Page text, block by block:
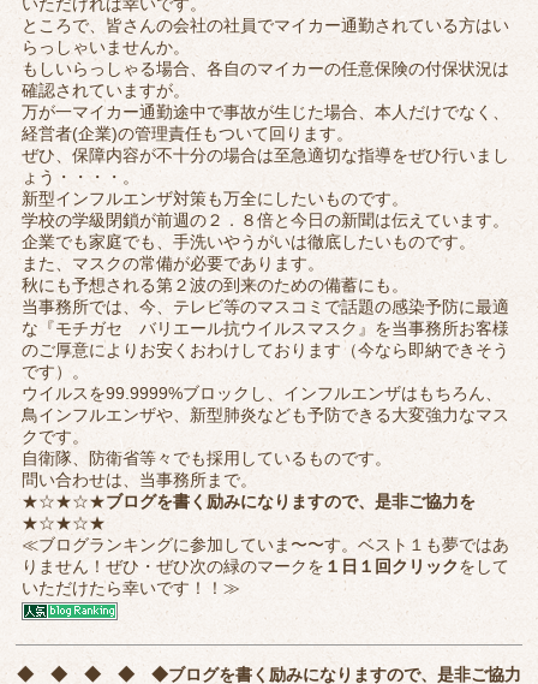
ところで、皆さんの会社の社員でマイカー通勤されている方はい
らっしゃいませんか。
もしいらっしゃる場合、各自のマイカーの任意保険の付保状況は
確認されていますが。
万が一マイカー通勤途中で事故が生じた場合、本人だけでなく、
経営者(企業)の管理責任もついて回ります。
ぜひ、保障内容が不十分の場合は至急適切な指導をぜひ行いまし
ょう・・・・。
新型インフルエンザ対策も万全にしたいものです。
学校の学級閉鎖が前週の２．８倍と今日の新聞は伝えています。
企業でも家庭でも、手洗いやうがいは徹底したいものです。
また、マスクの常備が必要であります。
秋にも予想される第２波の到来のための備蓄にも。
当事務所では、今、テレビ等のマスコミで話題の感染予防に最適
な『モチガセ バリエール抗ウイルスマスク』を当事務所お客様
のご厚意によりお安くおわけしております（今なら即納できそう
です）。
ウイルスを99.9999%ブロックし、インフルエンザはもちろん、
鳥インフルエンザや、新型肺炎なども予防できる大変強力なマス
クです。
自衛隊、防衛省等々でも採用しているものです。
問い合わせは、当事務所まで。
★☆★☆★ブログを書く励みになりますので、是非ご協力を
★☆★☆★
≪ブログランキングに参加していま〜〜す。ベスト１も夢ではあ
りません！ぜひ・ぜひ次の緑のマークを １日１回クリックをして
いただけたら幸いです！！≫
◆ ◆ ◆ ◆ ◆ブログを書く励みになりますので、是非ご協力